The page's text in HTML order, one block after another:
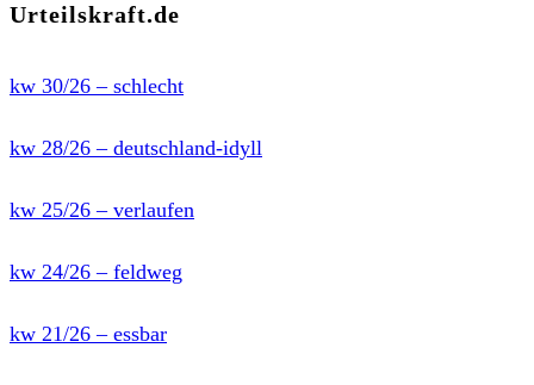
Urteilskraft.de
kw 30/26 – schlecht
kw 28/26 – deutschland-idyll
kw 25/26 – verlaufen
kw 24/26 – feldweg
kw 21/26 – essbar